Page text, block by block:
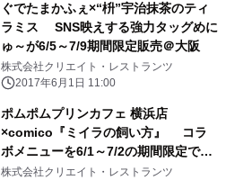
ぐでたまかふぇ×“枡”宇治抹茶のティ
ラミス SNS映えする強力タッグめに
ゅ～が6/5～7/9期間限定販売＠大阪
株式会社クリエイト・レストランツ
2017年6月1日 11:00
ポムポムプリンカフェ 横浜店
×comico『ミイラの飼い方』 コラ
ボメニューを6/1～7/2の期間限定で提
供開始
株式会社クリエイト・レストランツ